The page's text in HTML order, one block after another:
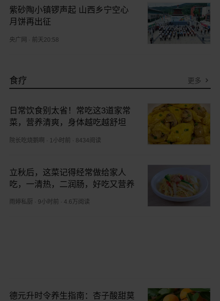
紫砂陶小镇锣声起 山西乡宁空心
月饼再出征
央广网 前天20:58
食疗 更多
日常饮食别太省！常吃这3道家常
菜，营养清爽，身体越吃越舒坦
院长吃烧鹅啊 1小时前 8434阅读
立秋后，这菜记得经常做给家人
吃，一清热，二润肠，好吃又营养
雨婷私厨 9小时前 4.6万阅读
德元升时令养生指南：杏子酸甜莫